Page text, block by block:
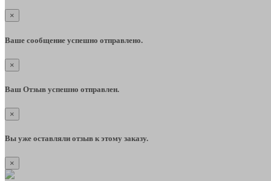
×
Ваше сообщение успешно отправлено.
×
Ваш Отзыв успешно отправлен.
×
Вы уже оставляли отзыв к этому заказу.
×